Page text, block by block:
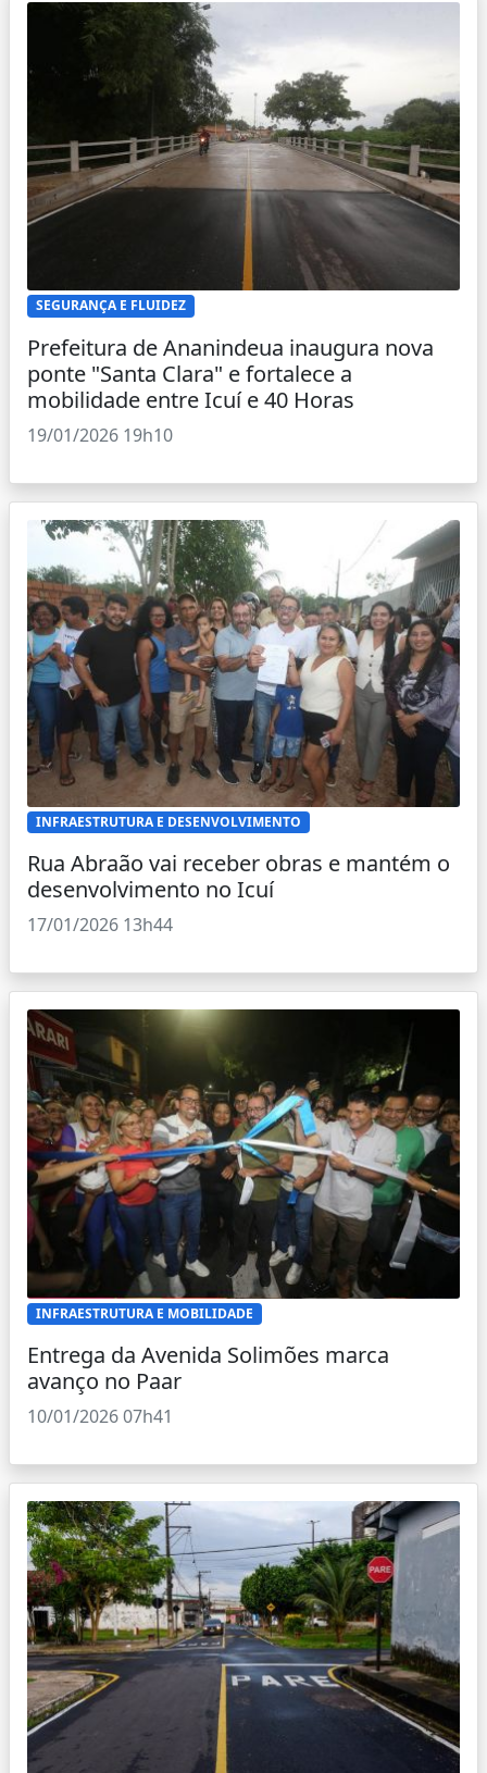
SEGURANÇA E FLUIDEZ
Prefeitura de Ananindeua inaugura nova
ponte "Santa Clara" e fortalece a
mobilidade entre Icuí e 40 Horas
19/01/2026 19h10
INFRAESTRUTURA E DESENVOLVIMENTO
Rua Abraão vai receber obras e mantém o
desenvolvimento no Icuí
17/01/2026 13h44
INFRAESTRUTURA E MOBILIDADE
Entrega da Avenida Solimões marca
avanço no Paar
10/01/2026 07h41